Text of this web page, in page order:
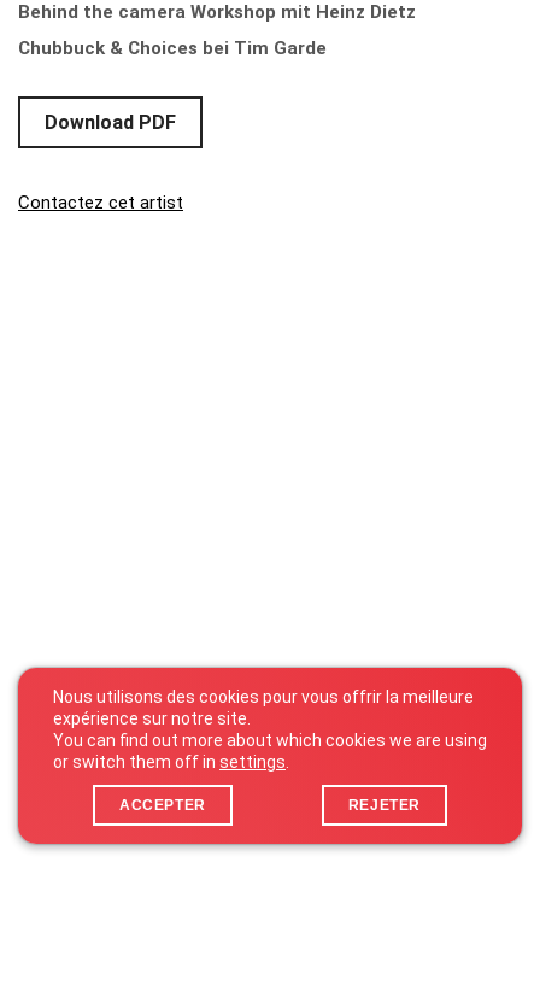
Behind the camera Workshop mit Heinz Dietz
Chubbuck & Choices bei Tim Garde
Download PDF
Contactez cet artist
Nous utilisons des cookies pour vous offrir la meilleure
expérience sur notre site.
You can find out more about which cookies we are using
or switch them off in settings
ACCEPTER REJETER